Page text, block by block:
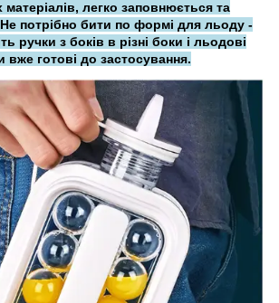
матеріалів, легко заповнюється та
потрібно бити по формі для льоду -
ручки з боків в різні боки і льодові
вже готові до застосування.